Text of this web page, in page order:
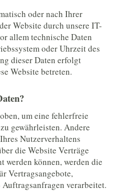
oder nach Ihrer
Website durch unsere IT-
allem technische Daten
oder Uhrzeit des
dieser Daten erfolgt
Website betreten.
um eine fehlerfreie
gewährleisten. Andere
Nutzerverhaltens
die Website Verträge
werden können, werden die
Vertragsangebote,
verarbeitet.